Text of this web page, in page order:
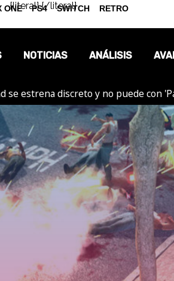
{literal}{/literal}
NOTICIAS
OPINIÓN
REPORTAJES
ANÁLISIS
se estrena discreto y no puede con
ONE PS4 SWITCH RETRO